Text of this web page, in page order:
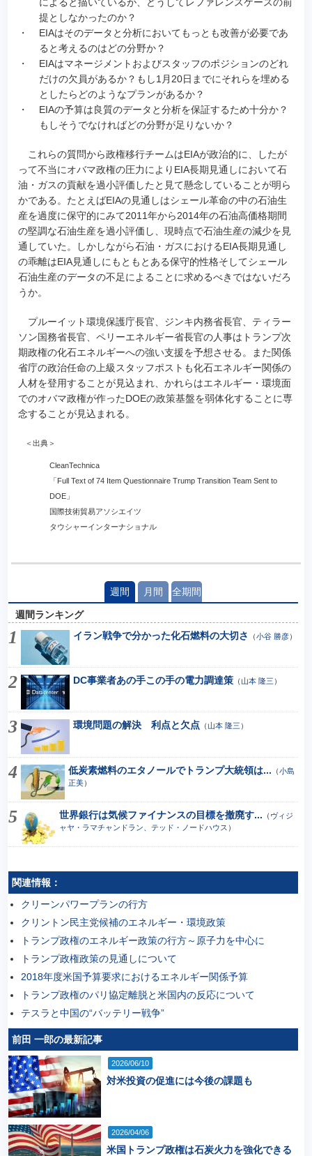
提としなかったのか？
・
EIAはそのデータと分析においてもっとも改善が必要であ
ると考えるのはどの分野か？
・
EIAはマネージメントおよびスタッフのポジションのどれ
だけの欠員があるか？もし1月20日までにそれらを埋める
としたらどのようなプランがあるか？
・
EIAの予算は良質のデータと分析を保証するため十分か？
もしそうでなければどの分野が足りないか？
これらの質問から政権移行チームはEIAが政治的に、したが
って不当にオバマ政権の圧力によりEIA長期見通しにおいて石
油・ガスの貢献を過小評価したと見て懸念していることが明ら
かである。たとえばEIAの見通しはシェール革命の中の石油生
産を過度に保守的にみて2011年から2014年の石油高価格期間
の堅調な石油生産を過小評価し、現時点で石油生産の減少を見
通していた。しかしながら石油・ガスにおけるEIA長期見通し
の乖離はEIA見通しにもともとある保守的性格そしてシェール
石油生産のデータの不足によることに求めるべきではないだろ
うか。
プルーイット環境保護庁長官、ジンキ内務省長官、ティラー
ソン国務省長官、ペリーエネルギー省長官の人事はトランプ次
期政権の化石エネルギーへの強い支援を予想させる。また関係
省庁の政治任命の上級スタッフポストも化石エネルギー関係の
人材を登用することが見込まれ、かれらはエネルギー・環境面
でのオバマ政権が作ったDOEの政策基盤を弱体化することに専
念することが見込まれる。
＜出典＞
CleanTechnica
「Full Text of 74 Item Questionnaire Trump Transition Team Sent to
DOE」
国際技術貿易アソシエイツ
タウシャーインターナショナル
週間 月間 全期間
週間ランキング
イラン戦争で分かった化石燃料の大切さ
（小谷 勝彦）
DC事業者あの手この手の電力調達策（山本 隆三 ）
環境問題の解決 利点と欠点 （山本 隆三 ）
低炭素燃料のエタノールでトランプ大統領は... （小島
正美）
世界銀行は気候ファイナンスの目標を撤廃す... （ ヴィジ
ャヤ・ラマチャンドラン、テッド・ノードハウス ）
関連情報：
クリーンパワープランの行方
クリントン民主党候補のエネルギー・環境政策
トランプ政権のエネルギー政策の行方～原子力を中心に
トランプ政権政策の見通しについて
2018年度米国予算要求におけるエネルギー関係予算
トランプ政権のパリ協定離脱と米国内の反応について
テスラと中国の“バッテリー戦争”
前田 一郎の最新記事
2026/06/10
対米投資の促進には今後の課題も
2026/04/06
米国トランプ政権は石炭火力を強化できる